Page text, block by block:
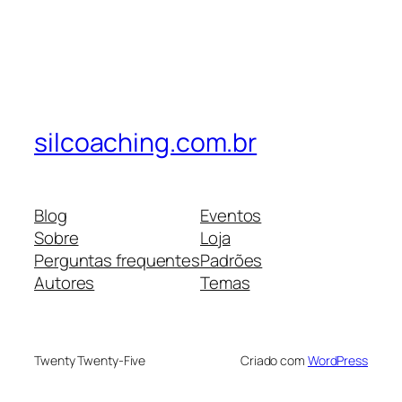
silcoaching.com.br
Blog
Sobre
Perguntas frequentes
Autores
Eventos
Loja
Padrões
Temas
Twenty Twenty-Five Criado com WordPress